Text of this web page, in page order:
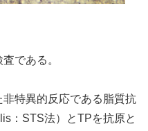
である。
特異的反応である脂質抗
：STS法）とTPを抗原と